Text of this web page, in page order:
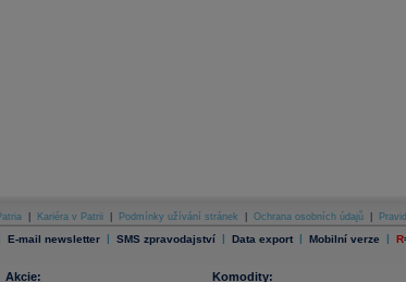
Kariéra v Patrii Podmínky užívání stránek Ochrana osobních údajů
E-mail newsletter | SMS zpravodajství | Data export | Mobilní verze | R
Akcie: Komodity: